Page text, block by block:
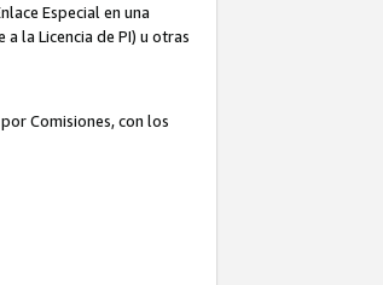
Especial en una
la Licencia de PI) u otras
Comisiones, con los